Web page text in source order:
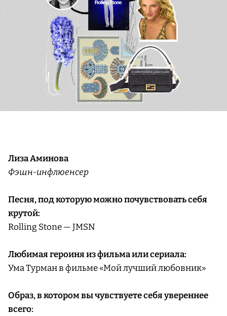
Лиза Аминова
Фэшн-инфлюенсер
Песня, под которую можно почувствовать себя
крутой:
Rolling Stone — JMSN
Любимая героиня из фильма или сериала:
Ума Турман в фильме «Мой лучший любовник»
Образ, в котором вы чувствуете себя увереннее
всего: